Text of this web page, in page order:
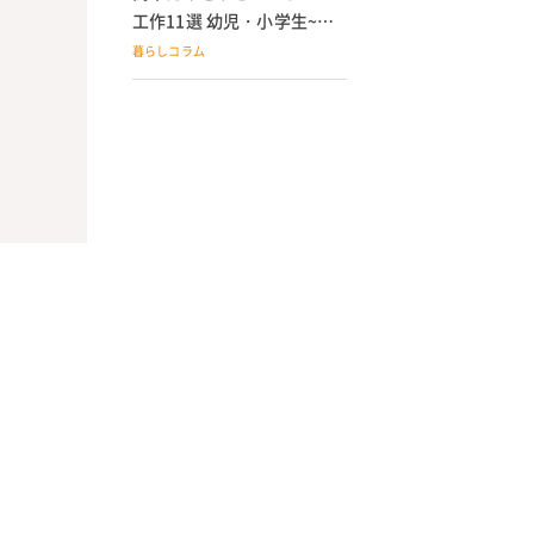
工作11選 幼児・小学生~大
人が作れる手作りおもちゃ
暮らしコラム